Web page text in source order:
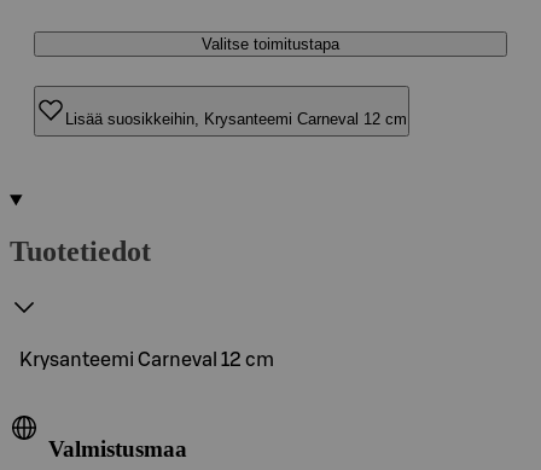
Valitse toimitustapa
Lisää suosikkeihin, Krysanteemi Carneval 12 cm
Tuotetiedot
Krysanteemi Carneval 12 cm
Valmistusmaa